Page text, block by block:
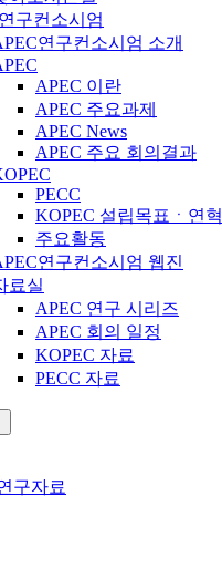
구컨소시엄
연구컨소시엄 소개
APEC 이란
APEC 주요과제
APEC News
APEC 주요 회의결과
PECC
KOPEC 설립목표ㆍ연혁
주요활동
연구컨소시엄 웹진
료실
APEC 연구 시리즈
APEC 회의 일정
KOPEC 자료
PECC 자료
구자료